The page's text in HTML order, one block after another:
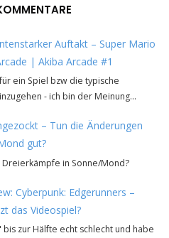
Auftakt – Super Mario
| Akiba Arcade #1
ein Spiel bzw die typische
- ich bin der Meinung…
– Tun die Änderungen
gut?
in Sonne/Mond?
Cyberpunk: Edgerunners –
das Videospiel?
bis zur Hälfte echt schlecht und habe